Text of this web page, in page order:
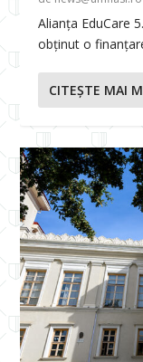
Alianța EduCare
obținut o
CITEŞTE MAI